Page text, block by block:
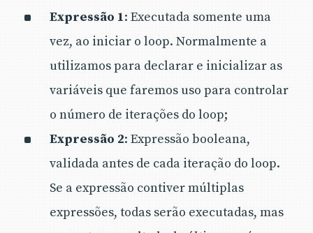
Expressão 1: Executada somente uma
vez, ao iniciar o loop. Normalmente a
utilizamos para declarar e inicializar as
variáveis que faremos uso para controlar
o número de iterações do loop;
Expressão 2: Expressão booleana,
validada antes de cada iteração do loop.
Se a expressão contiver múltiplas
expressões, todas serão executadas, mas